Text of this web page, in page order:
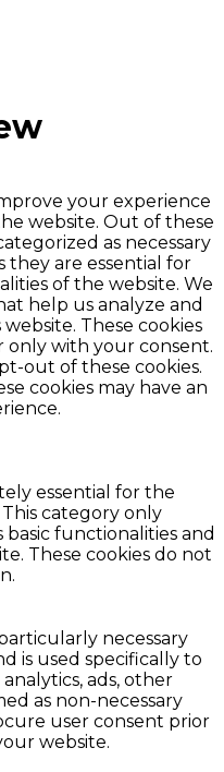
your experience
website. Out of these
as necessary
they are essential for
of the website. We
help us analyze and
These cookies
only with your consent.
out of these cookies.
cookies may have an
essential for the
category only
functionalities and
These cookies do not
necessary
is used specifically to
ads, other
as non-necessary
user consent prior
website.